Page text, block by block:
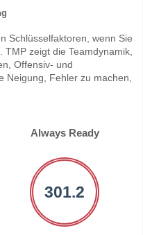
Schlüsselfaktoren, wenn Sie
zeigt die Teamdynamik,
Offensiv- und
Neigung, Fehler zu machen,
Always Ready
301.2